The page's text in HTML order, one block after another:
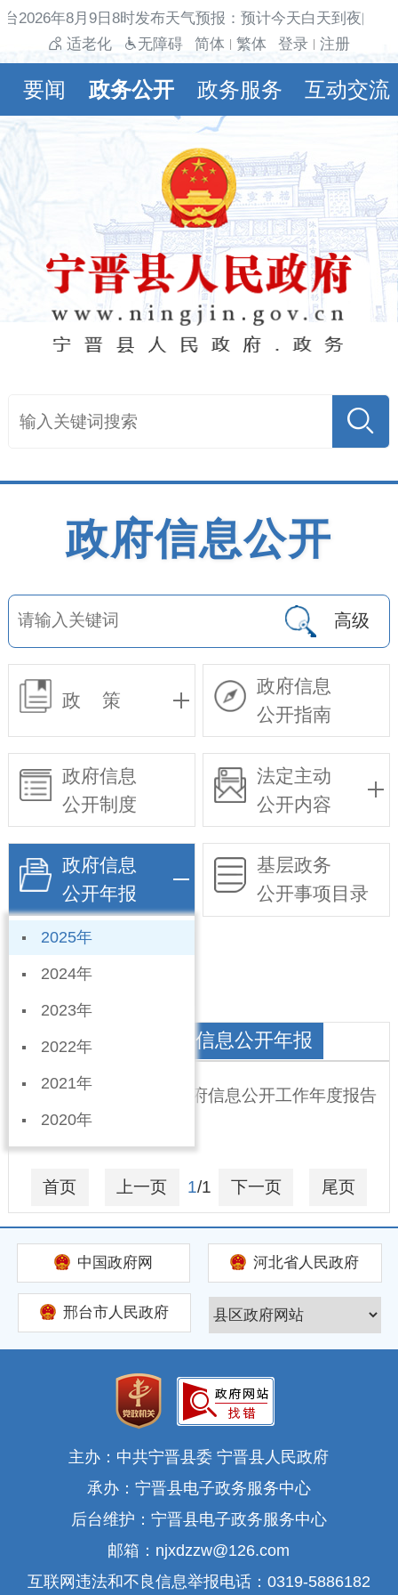
2026年8月9日8时发布天气预报：预计今天白天到夜间
适老化
无障碍 简体 繁体 登录 注册
要闻 政务公开 政务服务 互动交流
政府信息公开
高级
政 策
政府信息
公开指南
政府信息
公开制度
法定主动
公开内容
政府信息
公开年报
2025年
2024年
2023年
2022年
2021年
2020年
基层政务
公开事项目录
依申请公开
北鱼乡人民政府政府信息公开年报
宁晋县北鱼乡2025年政府信息公开工作年度报告
2026-01-15
首页 上一页 1/1 下一页 尾页
中国政府网 河北省人民政府
邢台市人民政府
主办：中共宁晋县委 宁晋县人民政府
承办：宁晋县电子政务服务中心
后台维护：宁晋县电子政务服务中心
邮箱：njxdzzw@126.com
互联网违法和不良信息举报电话：0319-5886182